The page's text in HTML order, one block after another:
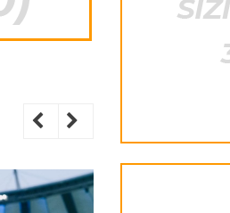
"Antonelli